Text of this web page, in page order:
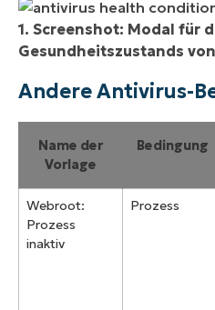
1. Screenshot: Modal für
Gesundheitszustands
Andere Antivirus-
Name der
Vorlage
Bedingung
Webroot:
Prozess
inaktiv
Prozess